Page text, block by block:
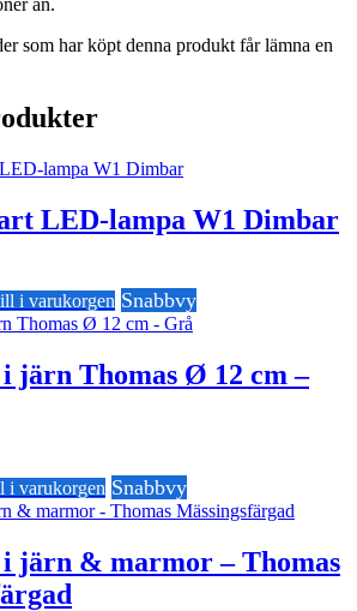
än.
som har köpt denna produkt får lämna en
LED-lampa W1 Dimbar
i varukorgen Snabbvy
järn Thomas Ø 12 cm –
i varukorgen Snabbvy
järn & marmor – Thomas